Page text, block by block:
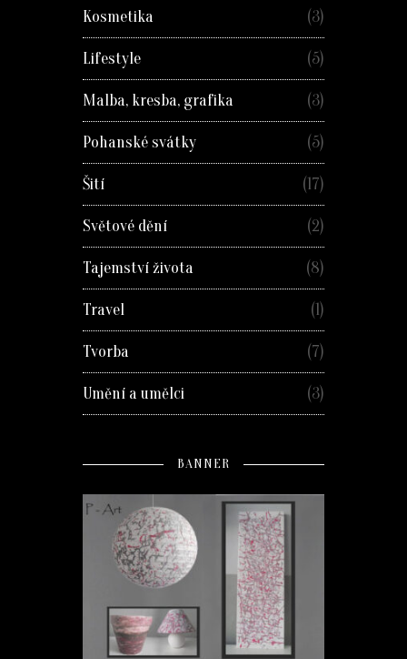
Kosmetika (3)
Lifestyle (5)
Malba, kresba, grafika (3)
Pohanské svátky (5)
Šití (17)
Světové dění (2)
Tajemství života (8)
Travel (1)
Tvorba (7)
Umění a umělci (3)
BANNER